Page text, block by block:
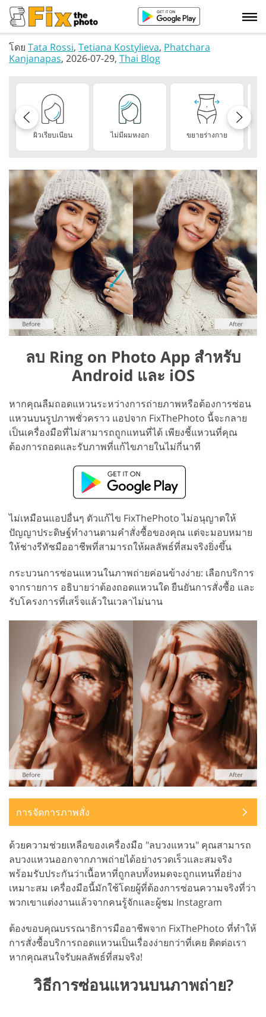
โดย Tata Rossi, Tetiana Kostylieva, Phatchara
Kanjanapas, 2026-07-29, Thai Blog
ผิวเรียบเนียน ไม่มีผมหงอก ขยายร่างกาย
ลบ Ring on Photo App สำหรับ
Android และ iOS
หากคุณลืมถอดแหวนระหว่างการถ่ายภาพหรือต้องการซ่อน
แหวนบนรูปภาพชั่วคราว แอปจาก FixThePhoto นี้จะกลาย
เป็นเครื่องมือที่ไม่สามารถถูกแทนที่ได้ เพียงชี้แหวนที่คุณ
ต้องการถอดและรับภาพที่แก้ไขภายในไม่กี่นาที
ไม่เหมือนแอปอื่นๆ ตัวแก้ไข FixThePhoto ไม่อนุญาตให้
ปัญญาประดิษฐ์ทำงานตามคำสั่งซื้อของคุณ แต่จะมอบหมาย
ให้ช่างรีทัชมืออาชีพที่สามารถให้ผลลัพธ์ที่สมจริงยิ่งขึ้น
กระบวนการซ่อนแหวนในภาพถ่ายค่อนข้างง่าย: เลือกบริการ
จากรายการ อธิบายว่าต้องถอดแหวนใด ยืนยันการสั่งซื้อ และ
รับโครงการที่เสร็จแล้วในเวลาไม่นาน
การจัดการภาพสั่ง
ด้วยความช่วยเหลือของเครื่องมือ "ลบวงแหวน" คุณสามารถ
ลบวงแหวนออกจากภาพถ่ายได้อย่างรวดเร็วและสมจริง
พร้อมรับประกันว่าเนื้อหาที่ถูกลบทั้งหมดจะถูกแทนที่อย่าง
เหมาะสม เครื่องมือนี้มักใช้โดยผู้ที่ต้องการซ่อนความจริงที่ว่า
พวกเขาแต่งงานแล้วจากคนรู้จักและผู้ชม Instagram
ต้องขอบคุณบรรณาธิการมืออาชีพจาก FixThePhoto ที่ทำให้
การสั่งซื้อบริการถอดแหวนเป็นเรื่องง่ายกว่าที่เคย ติดต่อเรา
หากคุณสนใจรับผลลัพธ์ที่สมจริง!
วิธีการซ่อนแหวนบนภาพถ่าย?